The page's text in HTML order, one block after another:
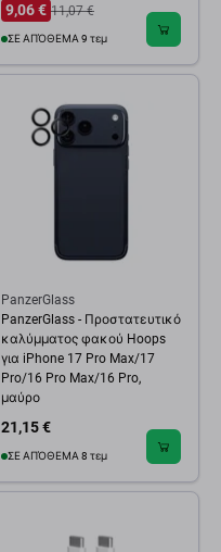
9,06 € 11,07 €
ΣΕ ΑΠΌΘΕΜΑ 9 τεμ
PanzerGlass
PanzerGlass - Προστατευτικό
καλύμματος φακού Hoops
για iPhone 17 Pro Max/17
Pro/16 Pro Max/16 Pro,
μαύρο
21,15 €
ΣΕ ΑΠΌΘΕΜΑ 8 τεμ